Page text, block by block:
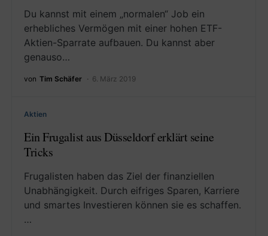
Du kannst mit einem „normalen“ Job ein
erhebliches Vermögen mit einer hohen ETF-
Aktien-Sparrate aufbauen. Du kannst aber
genauso…
von Tim Schäfer 6. März 2019
Aktien
Ein Frugalist aus Düsseldorf erklärt seine
Tricks
Frugalisten haben das Ziel der finanziellen
Unabhängigkeit. Durch eifriges Sparen, Karriere
und smartes Investieren können sie es schaffen.
…